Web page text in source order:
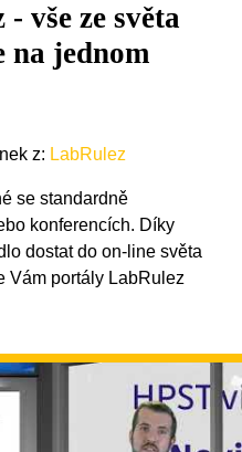
vše ze světa
na jednom
z: LabRulez
se standardně
konferencích. Díky
dostat do on-line světa
Vám portály LabRulez